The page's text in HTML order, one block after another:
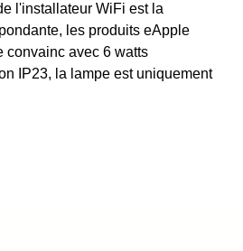
l'installateur WiFi est la
les produits eApple
convainc avec 6 watts
IP23, la lampe est uniquement